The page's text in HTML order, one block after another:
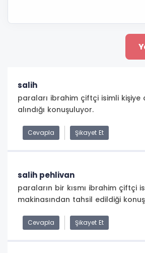
salih
paraları ibrahim çiftçi isimli kişiye
alındığı konuşuluyor.
Cevapla Şikayet Et
salih pehlivan
paraların bir kısmı ibrahim çiftçi
makinasından tahsil edildiği
Cevapla Şikayet Et